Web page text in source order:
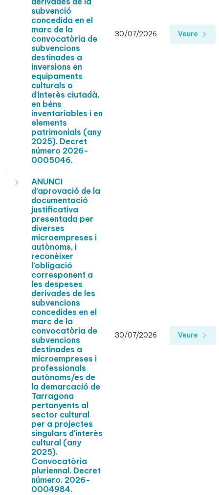
subvenció
concedida en el
marc de la
convocatòria de
subvencions
destinades a
inversions en
equipaments
culturals o
d'interès ciutadà,
en béns
inventariables i en
elements
patrimonials (any
2025). Decret
número 2026-
0005046.
30/07/2026 Veure
ANUNCI
d’aprovació de la
documentació
justificativa
presentada per
diverses
microempreses i
autònoms, i
reconèixer
l’obligació
corresponent a
les despeses
derivades de les
subvencions
concedides en el
marc de la
convocatòria de
subvencions
destinades a
microempreses i
professionals
autònoms/es de
la demarcació de
Tarragona
pertanyents al
sector cultural
per a projectes
singulars d'interès
cultural (any
2025).
Convocatòria
pluriennal. Decret
número. 2026-
0004984.
30/07/2026 Veure